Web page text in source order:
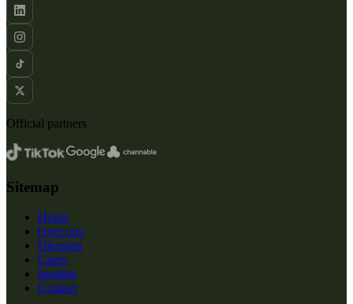
Official partners
Sitemap
Home
Over ons
Diensten
Cases
Insights
Contact